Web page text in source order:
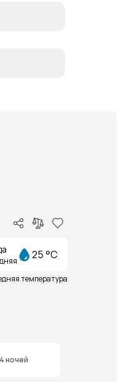
25 °C
температура
ночей